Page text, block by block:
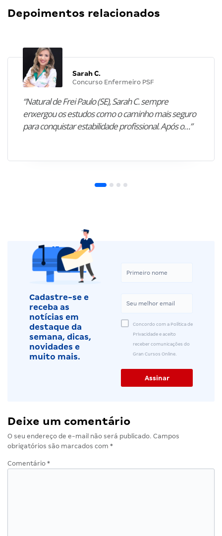
Depoimentos relacionados
Sarah C.
Concurso Enfermeiro PSF
“Natural de Frei Paulo (SE), Sarah C. sempre
enxergou os estudos como o caminho mais seguro
para conquistar estabilidade profissional. Após o…”
Cadastre-se e
receba as
notícias em
destaque da
semana, dicas,
novidades e
muito mais.
Concordo com a Política de
Privacidade e aceito
receber comunicações do
Gran Cursos Online.
Deixe um comentário
O seu endereço de e-mail não será publicado. Campos
obrigatórios são marcados com *
Comentário *